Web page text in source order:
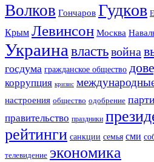
Волков Гончаров Гудков
Крым Левинсон Москва
Украина властьвойна
госдума гражданское общество
коррупция кризис
настроения общество одобрение
правительство праздники
рейтинги санкции семья сми
телевидение экономика